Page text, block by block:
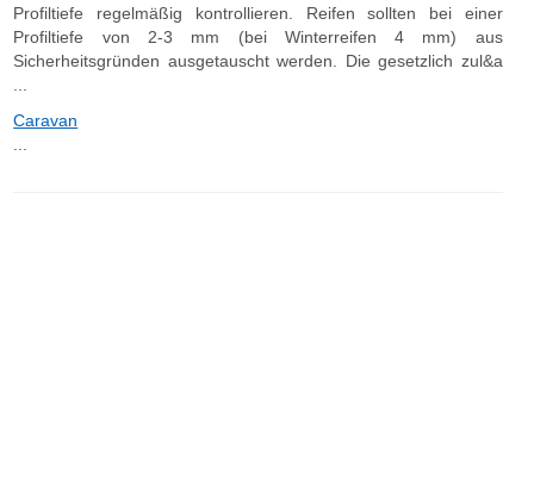
Profiltiefe regelmäßig kontrollieren. Reifen sollten bei einer
Profiltiefe von 2-3 mm (bei Winterreifen 4 mm) aus
Sicherheitsgründen ausgetauscht werden. Die gesetzlich zul&a
Caravan